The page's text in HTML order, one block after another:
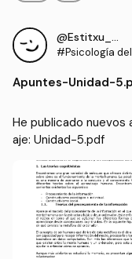
@Estitxu_98
#Psicología
Apuntes-Unidad-
He publicado nuevos
aje: Unidad-5.pdf